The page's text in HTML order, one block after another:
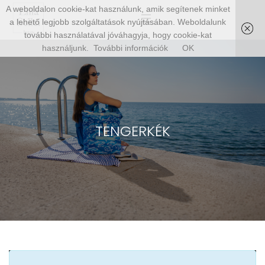
TENGERKÉK
A weboldalon cookie-kat használunk, amik segítenek minket
a lehető legjobb szolgáltatások nyújtásában. Weboldalunk
további használatával jóváhagyja, hogy cookie-kat
használjunk.
További információk OK